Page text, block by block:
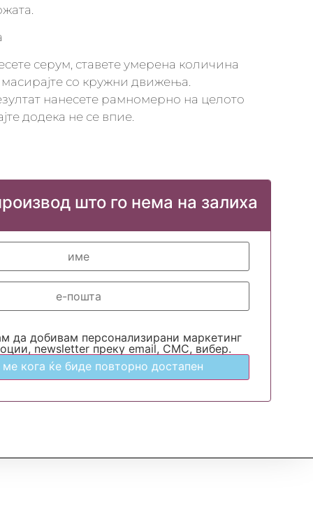
серум, ставете умерена количина
со кружни движења.
нанесете рамномерно на целото
додека не се впие.
што го нема на залиха
да добивам персонализирани маркетинг
newsletter преку email, СМС, вибер.
кога ќе биде повторно достапен